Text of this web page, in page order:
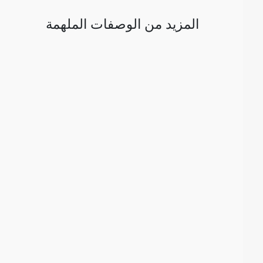
المزيد من الوصفات الملهمة